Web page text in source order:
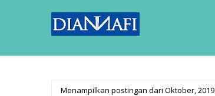
Menampilkan postingan dari Oktober, 2019